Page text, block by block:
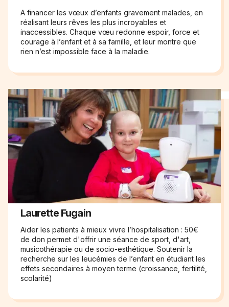
A financer les vœux d’enfants gravement malades, en
réalisant leurs rêves les plus incroyables et
inaccessibles. Chaque vœu redonne espoir, force et
courage à l’enfant et à sa famille, et leur montre que
rien n’est impossible face à la maladie.
Laurette Fugain
Aider les patients à mieux vivre l’hospitalisation : 50€
de don permet d'offrir une séance de sport, d'art,
musicothérapie ou de socio-esthétique. Soutenir la
recherche sur les leucémies de l’enfant en étudiant les
effets secondaires à moyen terme (croissance, fertilité,
scolarité)